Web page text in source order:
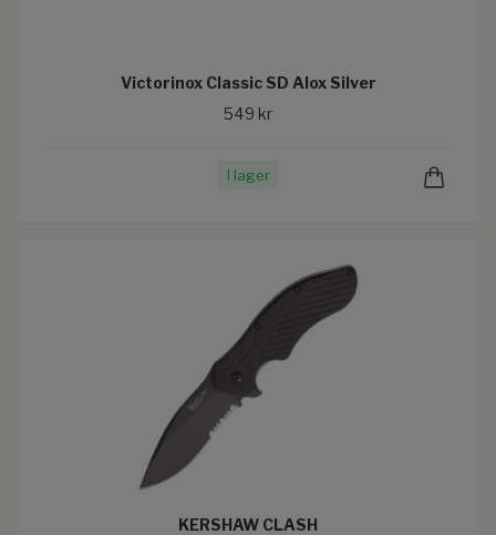
Victorinox Classic SD Alox Silver
549 kr
I lager
KERSHAW CLASH